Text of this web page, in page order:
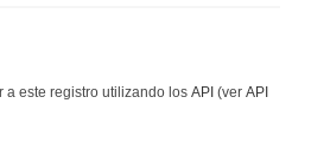
a este registro utilizando los API (ver API